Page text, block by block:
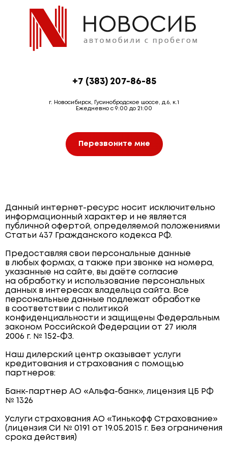
+7 (383) 207-86-85
г. Новосибирск, Гусинобродское шоссе, д.6, к.1
Ежедневно с 9:00 до 21:00
Перезвоните мне
Данный интернет-ресурс носит исключительно
информационный характер и не является
публичной офертой, определяемой положениями
Статьи 437 Гражданского кодекса РФ.
Предоставляя свои персональные данные
в любых формах, а также при звонке на номера,
указанные на сайте, вы даёте согласие
на обработку и использование персональных
данных в интересах владельца сайта. Все
персональные данные подлежат обработке
в соответствии с политикой
конфиденциальности и защищены Федеральным
законом Российской Федерации от 27 июля
2006 г. № 152-ФЗ.
Наш дилерский центр оказывает услуги
кредитования и страхования с помощью
партнеров:
Банк-партнер АО «Альфа-банк», лицензия ЦБ РФ
№ 1326
Услуги страхования АО «Тинькофф Страхование»
(лицензия СИ № 0191 от 19.05.2015 г. Без ограничения
срока действия)